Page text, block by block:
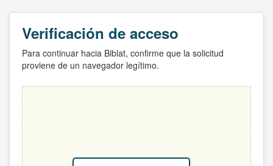
Verificación de acceso
Para continuar hacia Biblat, confirme que la solicitud
proviene de un navegador legítimo.